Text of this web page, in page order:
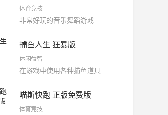
体育竞技
非常好玩的音乐舞蹈游戏
捕鱼人生 狂暴版
休闲益智
在游戏中使用各种捕鱼道具
喵斯快跑 正版免费版
体育竞技